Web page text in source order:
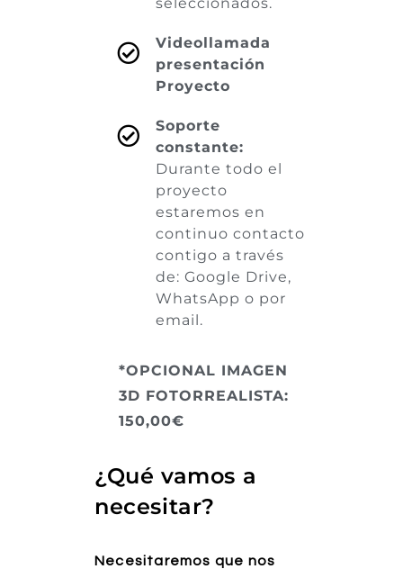
Videollamada
presentación
Proyecto
Soporte
constante:
Durante todo el
proyecto
estaremos en
continuo contacto
contigo a través
de: Google Drive,
WhatsApp o por
email.
*OPCIONAL IMAGEN
3D FOTORREALISTA:
150,00€
¿Qué vamos a
necesitar?
Necesitaremos que nos